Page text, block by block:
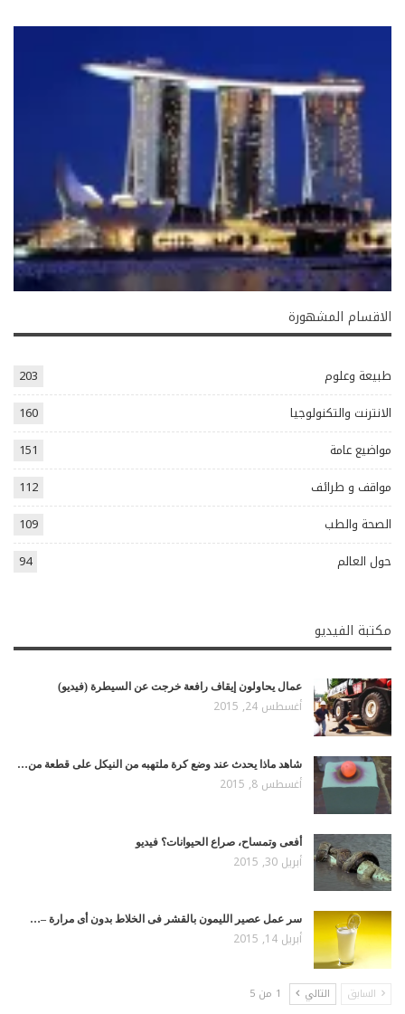
الاقسام المشهورة
طبيعة وعلوم
203
الانترنت والتكنولوجيا
160
مواضيع عامة
151
مواقف و طرائف
112
الصحة والطب
109
حول العالم
94
مكتبة الفيديو
عمال يحاولون إيقاف رافعة خرجت عن السيطرة (فيديو)
أغسطس 24, 2015
شاهد ماذا يحدث عند وضع كرة ملتهبه من النيكل على قطعة من…
أغسطس 8, 2015
أفعى وتمساح، صراع الحيوانات؟ فيديو
أبريل 30, 2015
سر عمل عصير الليمون بالقشر فى الخلاط بدون أى مرارة –…
أبريل 14, 2015
السابق التالي 1 من 5